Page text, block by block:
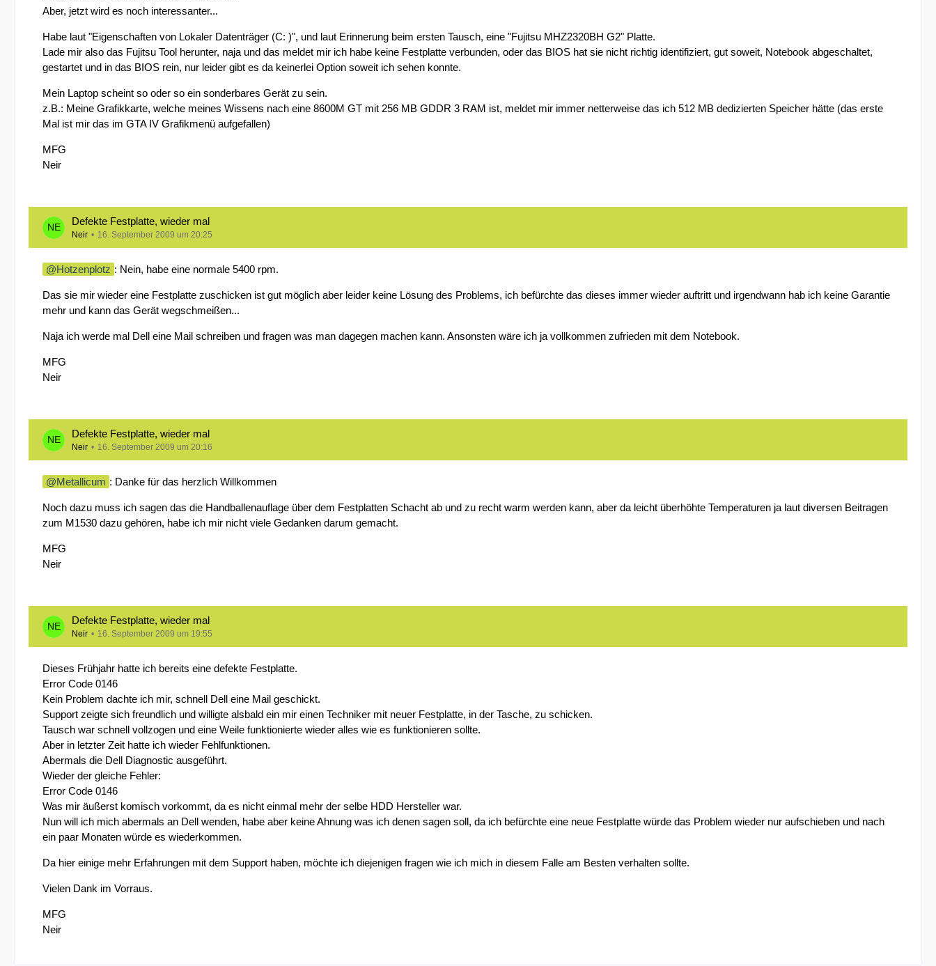
Aber, jetzt wird es noch interessanter...
Habe laut "Eigenschaften von Lokaler Datenträger (C: )", und laut Erinnerung beim ersten Tausch, eine "Fujitsu MHZ2320BH G2" Platte.
Lade mir also das Fujitsu Tool herunter, naja und das meldet mir ich habe keine Festplatte verbunden, oder das BIOS hat sie nicht richtig identifiziert, gut soweit, Notebook abgeschaltet,
gestartet und in das BIOS rein, nur leider gibt es da keinerlei Option soweit ich sehen konnte.
Mein Laptop scheint so oder so ein sonderbares Gerät zu sein.
z.B.: Meine Grafikkarte, welche meines Wissens nach eine 8600M GT mit 256 MB GDDR 3 RAM ist, meldet mir immer netterweise das ich 512 MB dedizierten Speicher hätte (das erste
Mal ist mir das im GTA IV Grafikmenü aufgefallen)
MFG
Neir
Defekte Festplatte, wieder mal
Neir 16. September 2009 um 20:25
Hotzenplotz : Nein, habe eine normale 5400 rpm.
Das sie mir wieder eine Festplatte zuschicken ist gut möglich aber leider keine Lösung des Problems, ich befürchte das dieses immer wieder auftritt und irgendwann hab ich keine Garantie
mehr und kann das Gerät wegschmeißen...
Naja ich werde mal Dell eine Mail schreiben und fragen was man dagegen machen kann. Ansonsten wäre ich ja vollkommen zufrieden mit dem Notebook.
MFG
Neir
Defekte Festplatte, wieder mal
Neir 16. September 2009 um 20:16
Metallicum : Danke für das herzlich Willkommen
Noch dazu muss ich sagen das die Handballenauflage über dem Festplatten Schacht ab und zu recht warm werden kann, aber da leicht überhöhte Temperaturen ja laut diversen Beitragen
zum M1530 dazu gehören, habe ich mir nicht viele Gedanken darum gemacht.
MFG
Neir
Defekte Festplatte, wieder mal
Neir 16. September 2009 um 19:55
Dieses Frühjahr hatte ich bereits eine defekte Festplatte.
Error Code 0146
Kein Problem dachte ich mir, schnell Dell eine Mail geschickt.
Support zeigte sich freundlich und willigte alsbald ein mir einen Techniker mit neuer Festplatte, in der Tasche, zu schicken.
Tausch war schnell vollzogen und eine Weile funktionierte wieder alles wie es funktionieren sollte.
Aber in letzter Zeit hatte ich wieder Fehlfunktionen.
Abermals die Dell Diagnostic ausgeführt.
Wieder der gleiche Fehler:
Error Code 0146
Was mir äußerst komisch vorkommt, da es nicht einmal mehr der selbe HDD Hersteller war.
Nun will ich mich abermals an Dell wenden, habe aber keine Ahnung was ich denen sagen soll, da ich befürchte eine neue Festplatte würde das Problem wieder nur aufschieben und nach
ein paar Monaten würde es wiederkommen.
Da hier einige mehr Erfahrungen mit dem Support haben, möchte ich diejenigen fragen wie ich mich in diesem Falle am Besten verhalten sollte.
Vielen Dank im Vorraus.
MFG
Neir